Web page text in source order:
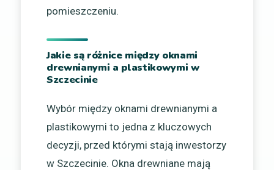
pomieszczeniu.
Jakie są różnice między oknami
drewnianymi a plastikowymi w
Szczecinie
Wybór między oknami drewnianymi a
plastikowymi to jedna z kluczowych
decyzji, przed którymi stają inwestorzy
w Szczecinie. Okna drewniane mają